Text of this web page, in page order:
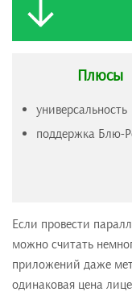
Плюсы
универсальность
поддержка Блю-
Если провести
можно считать
приложений даже
одинаковая цена